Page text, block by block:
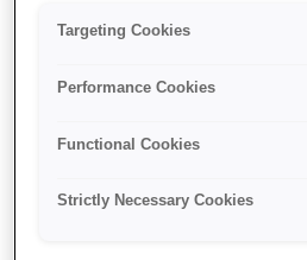
Sürükleyici
kompakt kısa
0,5–0,7:1 kısa mesafe
500 inçe kadar ölçeklenebilir
parlamasız sürükleyici
Targeting Cookies
Performance Cookies
Functional Cookies
Strictly Necessary Cookies